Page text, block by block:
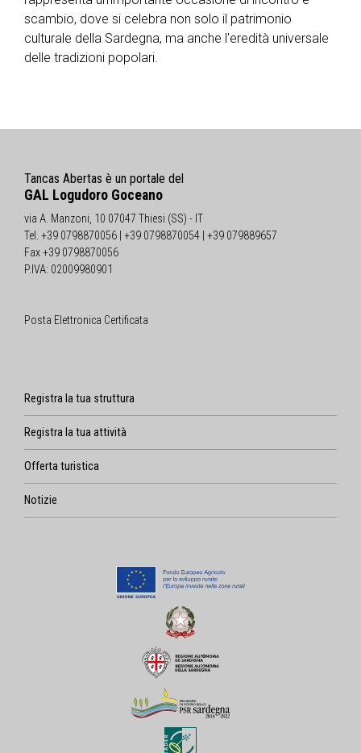
scambio, dove si celebra non solo il patrimonio
culturale della Sardegna, ma anche l'eredità universale
delle tradizioni popolari.
Tancas Abertas è un portale del
GAL Logudoro Goceano
via A. Manzoni, 10 07047 Thiesi (SS) - IT
Tel. +39 0798870056 | +39 0798870054 | +39 079889657
Fax +39 0798870056
P.IVA: 02009980901
Posta Elettronica Certificata
Registra la tua struttura
Registra la tua attività
Offerta turistica
Notizie